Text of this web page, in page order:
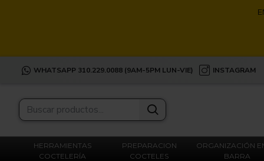
WHATSAPP 310.229.0088 (9AM-5PM LUN-VIE) INSTAGRAM
HERRAMIENTAS
COCTELERÍA
PREPARACION
COCTELES
ORGANIZACIÓN
BARRA